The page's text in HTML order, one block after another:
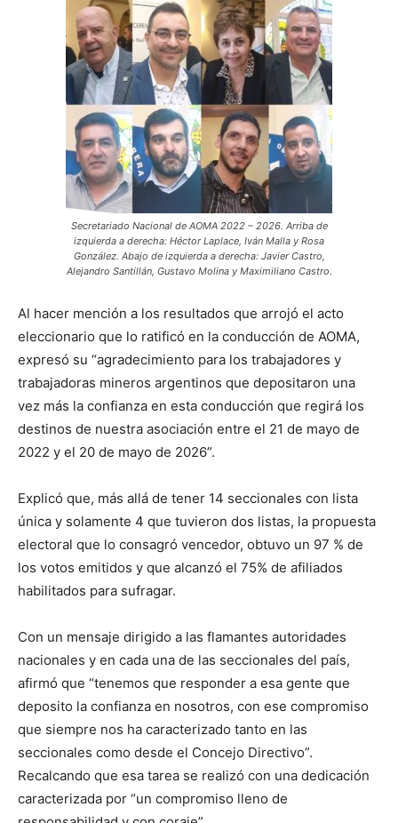
Secretariado Nacional de AOMA 2022 – 2026. Arriba de
izquierda a derecha: Héctor Laplace, Iván Malla y Rosa
González. Abajo de izquierda a derecha: Javier Castro,
Alejandro Santillán, Gustavo Molina y Maximiliano Castro.
Al hacer mención a los resultados que arrojó el acto
eleccionario que lo ratificó en la conducción de AOMA,
expresó su “agradecimiento para los trabajadores y
trabajadoras mineros argentinos que depositaron una
vez más la confianza en esta conducción que regirá los
destinos de nuestra asociación entre el 21 de mayo de
2022 y el 20 de mayo de 2026”.
Explicó que, más allá de tener 14 seccionales con lista
única y solamente 4 que tuvieron dos listas, la propuesta
electoral que lo consagró vencedor, obtuvo un 97 % de
los votos emitidos y que alcanzó el 75% de afiliados
habilitados para sufragar.
Con un mensaje dirigido a las flamantes autoridades
nacionales y en cada una de las seccionales del país,
afirmó que “tenemos que responder a esa gente que
deposito la confianza en nosotros, con ese compromiso
que siempre nos ha caracterizado tanto en las
seccionales como desde el Concejo Directivo”.
Recalcando que esa tarea se realizó con una dedicación
caracterizada por “un compromiso lleno de